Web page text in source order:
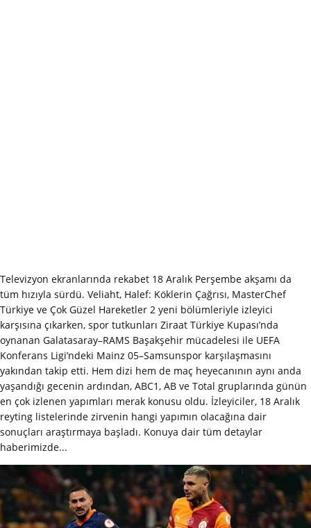
Televizyon ekranlarında rekabet 18 Aralık Perşembe akşamı da
tüm hızıyla sürdü. Veliaht, Halef: Köklerin Çağrısı, MasterChef
Türkiye ve Çok Güzel Hareketler 2 yeni bölümleriyle izleyici
karşısına çıkarken, spor tutkunları Ziraat Türkiye Kupası’nda
oynanan Galatasaray–RAMS Başakşehir mücadelesi ile UEFA
Konferans Ligi’ndeki Mainz 05–Samsunspor karşılaşmasını
yakından takip etti. Hem dizi hem de maç heyecanının aynı anda
yaşandığı gecenin ardından, ABC1, AB ve Total gruplarında günün
en çok izlenen yapımları merak konusu oldu. İzleyiciler, 18 Aralık
reyting listelerinde zirvenin hangi yapımın olacağına dair
sonuçları araştırmaya başladı. Konuya dair tüm detaylar
haberimizde...